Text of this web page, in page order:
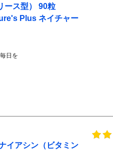
ース型） 90粒
Plus ネイチャー
日を
イアシン（ビタミン